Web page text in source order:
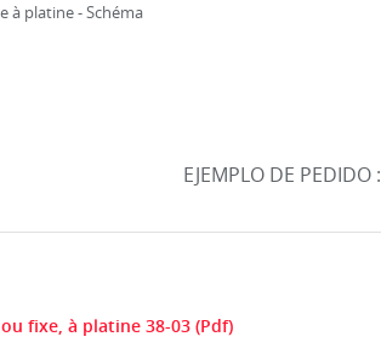
à platine - Schéma
EJEMPLO DE PEDIDO :
fixe, à platine 38-03 (Pdf)